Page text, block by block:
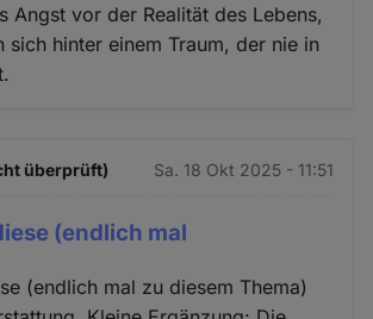
Angst vor der Realität des Lebens,
sich hinter einem Traum, der nie in
überprüft) Sa. 18 Okt 2025 - 11:51
(endlich mal
(endlich mal zu diesem Thema)